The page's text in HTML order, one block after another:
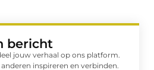
bericht
jouw verhaal op ons platform.
inspireren en verbinden.